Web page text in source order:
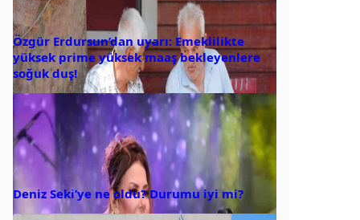
Özgür Erdursun’dan uyarı: Emeklilikte
yüksek prime yüksek maaş bekleyenlere
soğuk duş!
Deniz Seki’ye ne oldu? Durumu iyi mi?